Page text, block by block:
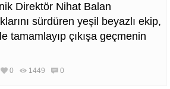
Direktör Nihat Balan
sürdüren yeşil beyazlı ekip,
tamamlayıp çıkışa geçmenin
0 1449 0